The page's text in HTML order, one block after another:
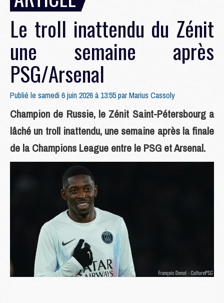
Le troll inattendu du Zénit
une semaine après
PSG/Arsenal
Publié le samedi 6 juin 2026 à 13:55 parMarius Cassoly
Champion de Russie, le Zénit Saint-Pétersbourg a
lâché un troll inattendu, une semaine après la finale
de la Champions League entre le PSG et Arsenal.